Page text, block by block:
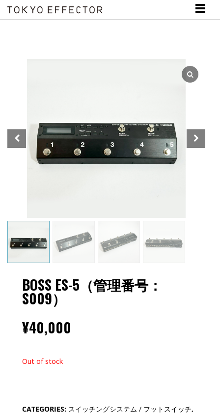
BOSS ES-5（管理番号：
S009）
¥40,000
Out of stock
CATEGORIES: スイッチングシステム / フットスイッチ,